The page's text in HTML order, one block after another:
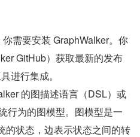
需要安装 GraphWalker。你
GitHub）获取最新的发布
进行集成。
的图描述语言（DSL）或
行为的图模型。图模型是一
的状态，边表示状态之间的转